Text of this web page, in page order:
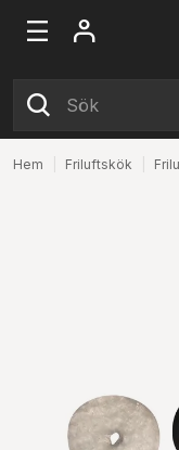
Hem Friluftskök